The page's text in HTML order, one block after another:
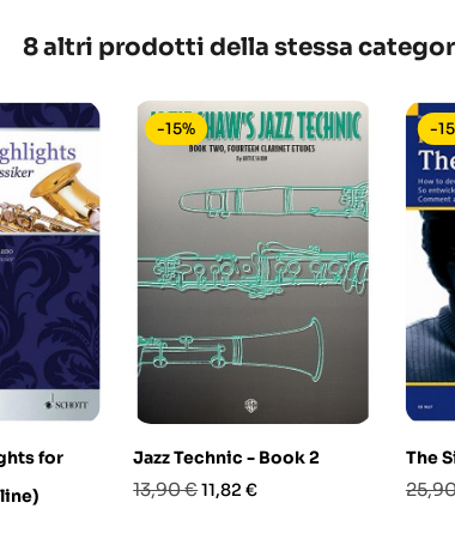
8 altri prodotti della stessa
for
Jazz Technic - Book 2
Prezzo
13,90 €Prezzo
11,82 €
-15%
The
-